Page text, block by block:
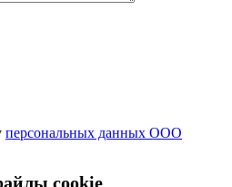
персональных данных ООО
cookie